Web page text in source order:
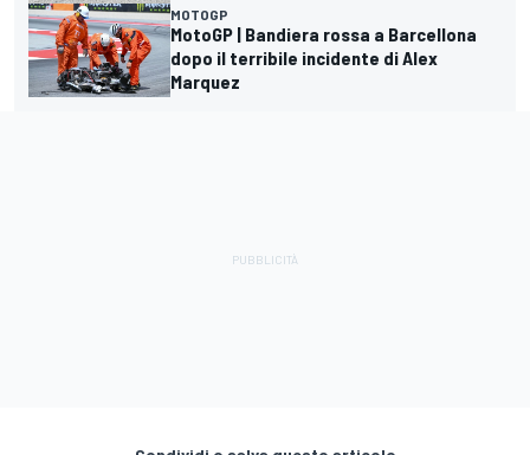
MOTOGP
MotoGP | Bandiera rossa a Barcellona
dopo il terribile incidente di Alex
Marquez